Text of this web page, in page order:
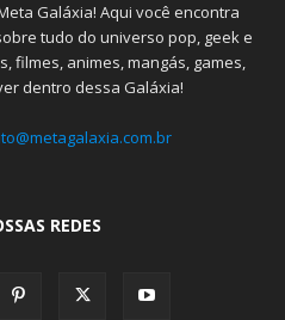
Galáxia! Aqui você encontra
tudo do universo pop, geek e
filmes, animes, mangás, games,
dentro dessa Galáxia!
REDES